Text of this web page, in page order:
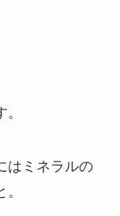
はミネラルの